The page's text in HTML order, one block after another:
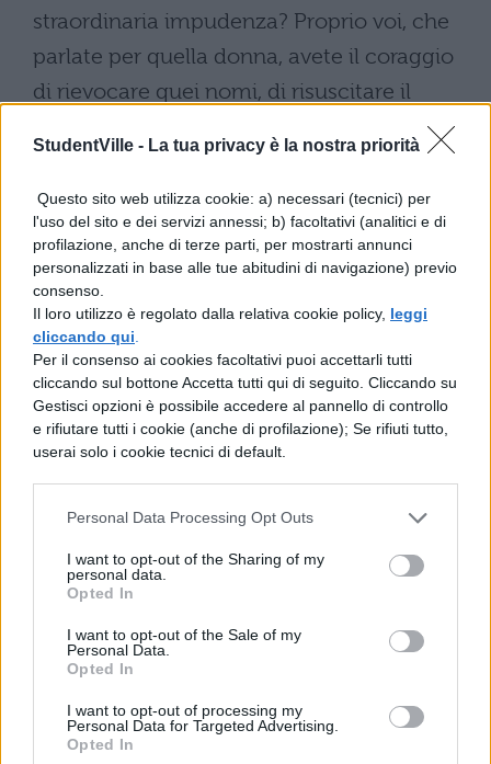
StudentVille - La tua privacy è la nostra priorità
Questo sito web utilizza cookie: a) necessari (tecnici) per
l'uso del sito e dei servizi annessi; b) facoltativi (analitici e di
profilazione, anche di terze parti, per mostrarti annunci
personalizzati in base alle tue abitudini di navigazione) previo
consenso.
Il loro utilizzo è regolato dalla relativa cookie policy, leggi
cliccando qui
Per il consenso ai cookies facoltativi puoi accettarli tutti
cliccando sul bottone Accetta tutti qui di seguito. Cliccando su
Gestisci opzioni è possibile accedere al pannello di controllo
e rifiutare tutti i cookie (anche di profilazione); Se rifiuti tutto,
userai solo i cookie tecnici di default.
Personal Data Processing Opt Outs
I want to opt-out of the Sharing of my
personal data.
Opted In
I want to opt-out of the Sale of my
Personal Data.
Opted In
I want to opt-out of processing my
Personal Data for Targeted Advertising.
Opted In
straordinaria impudenza? Proprio voi, che
parlate per quella donna, avete il coraggio
di rievocare quei nomi, di risuscitare il
ricordo di una infamia che il tempo, se l'ha
scolorito, non l'ha però cancellato? Sotto
quale accusa, per quale colpa, furono essi
perduti? Non c'è dubbio: per avere
vendicato con l'orribile stupro di Vezzio il
rancore di questa donna per l'offesa patita.
Forse perché s'udisse in questa causa il
nome di Vezzio, perché fosse richiamata
quella vecchia storia di denaro, si rifà qui la
causa di Camurzio e di Cesernio? Costoro,
sebbene non potessero certamente essere
colpiti dalla legge sulla violenza, erano
talmente implicati in quell'azione
vergognosa, da apparir chiaro che non
qualche altra legge.